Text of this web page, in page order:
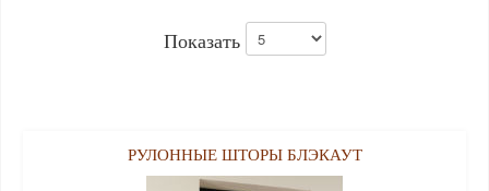
Показать
РУЛОННЫЕ ШТОРЫ БЛЭКАУТ